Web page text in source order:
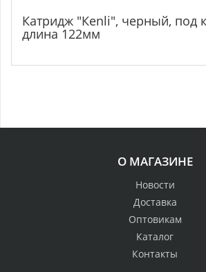
Катридж "Кеnli", черный, под
длина 122мм
О МАГАЗИНЕ
Новости
Доставка
Оптовикам
Каталог
Контакты